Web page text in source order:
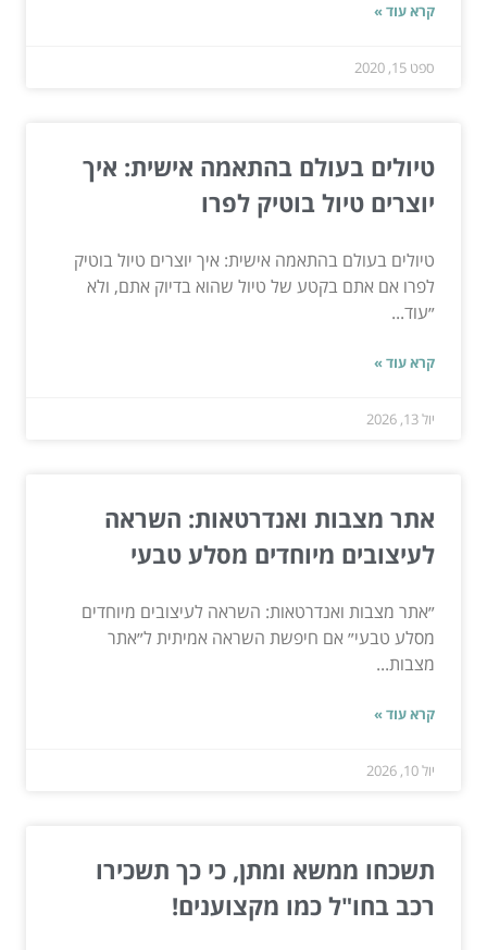
קרא עוד »
ספט 15, 2020
טיולים בעולם בהתאמה אישית: איך
יוצרים טיול בוטיק לפרו
טיולים בעולם בהתאמה אישית: איך יוצרים טיול בוטיק
לפרו אם אתם בקטע של טיול שהוא בדיוק אתם, ולא
״עוד...
קרא עוד »
יול 13, 2026
אתר מצבות ואנדרטאות: השראה
לעיצובים מיוחדים מסלע טבעי
״אתר מצבות ואנדרטאות: השראה לעיצובים מיוחדים
מסלע טבעי״ אם חיפשת השראה אמיתית ל״אתר
מצבות...
קרא עוד »
יול 10, 2026
תשכחו ממשא ומתן, כי כך תשכירו
רכב בחו"ל כמו מקצוענים!